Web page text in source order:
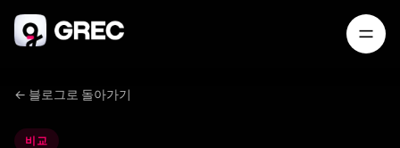
← 블로그로 돌아가기
비교